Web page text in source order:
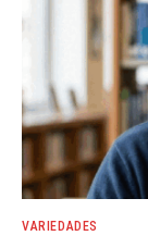
VARIEDADES